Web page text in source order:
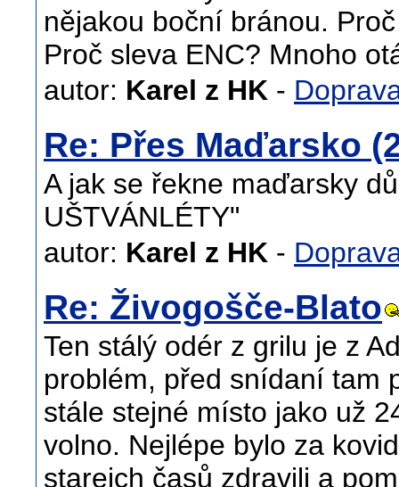
nějakou boční bránou.
Proč sleva ENC? Mnoho
autor: Karel z HK -
Re: Přes Maďarsko
A jak se řekne maďarsky
UŠTVÁNLÉTY"
autor: Karel z HK -
Re: Živogošče-Blato
Ten stálý odér z grilu je z
problém, před snídaní tam
stále stejné místo jako už
volno. Nejlépe bylo za
starejch časů zdravili a